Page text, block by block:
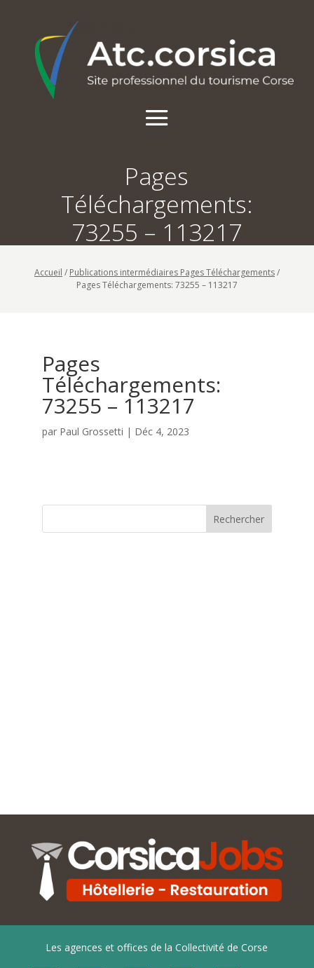
Pages
Téléchargements:
73255 – 113217
Accueil / Publications intermédiaires Pages Téléchargements/
Pages Téléchargements: 73255 – 113217
Pages
Téléchargements:
73255 – 113217
par Paul Grossetti | Déc 4, 2023
Rechercher
Les agences et offices de la Collectivité de Corse